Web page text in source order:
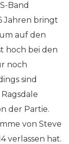
Band
Jahren bringt
auf den
hoch bei den
noch
sind
der Partie.
von Steve
verlassen hat.